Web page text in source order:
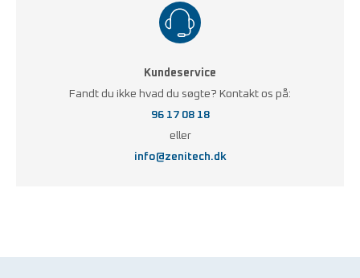
Kundeservice
Fandt du ikke hvad du søgte? Kontakt os på:
96 17 08 18
eller
info@zenitech.dk